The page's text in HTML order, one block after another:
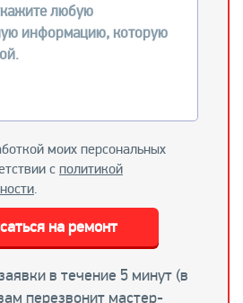
моих персональных
с политикой
.
в течение 5 минут (в
перезвонит мастер-
на ремонт